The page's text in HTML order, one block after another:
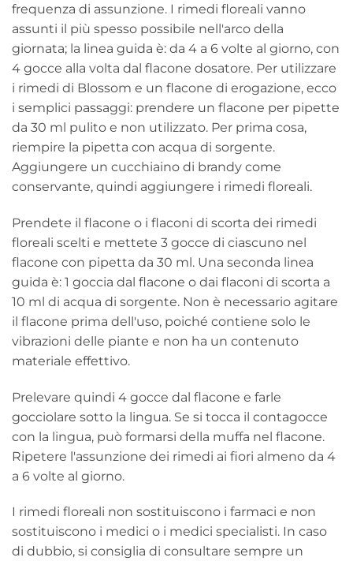
frequenza di assunzione. I rimedi floreali vanno
assunti il più spesso possibile nell'arco della
giornata; la linea guida è: da 4 a 6 volte al giorno, con
4 gocce alla volta dal flacone dosatore. Per utilizzare
i rimedi di Blossom e un flacone di erogazione, ecco
i semplici passaggi: prendere un flacone per pipette
da 30 ml pulito e non utilizzato. Per prima cosa,
riempire la pipetta con acqua di sorgente.
Aggiungere un cucchiaino di brandy come
conservante, quindi aggiungere i rimedi floreali.
Prendete il flacone o i flaconi di scorta dei rimedi
floreali scelti e mettete 3 gocce di ciascuno nel
flacone con pipetta da 30 ml. Una seconda linea
guida è: 1 goccia dal flacone o dai flaconi di scorta a
10 ml di acqua di sorgente. Non è necessario agitare
il flacone prima dell'uso, poiché contiene solo le
vibrazioni delle piante e non ha un contenuto
materiale effettivo.
Prelevare quindi 4 gocce dal flacone e farle
gocciolare sotto la lingua. Se si tocca il contagocce
con la lingua, può formarsi della muffa nel flacone.
Ripetere l'assunzione dei rimedi ai fiori almeno da 4
a 6 volte al giorno.
I rimedi floreali non sostituiscono i farmaci e non
sostituiscono i medici o i medici specialisti. In caso
di dubbio, si consiglia di consultare sempre un